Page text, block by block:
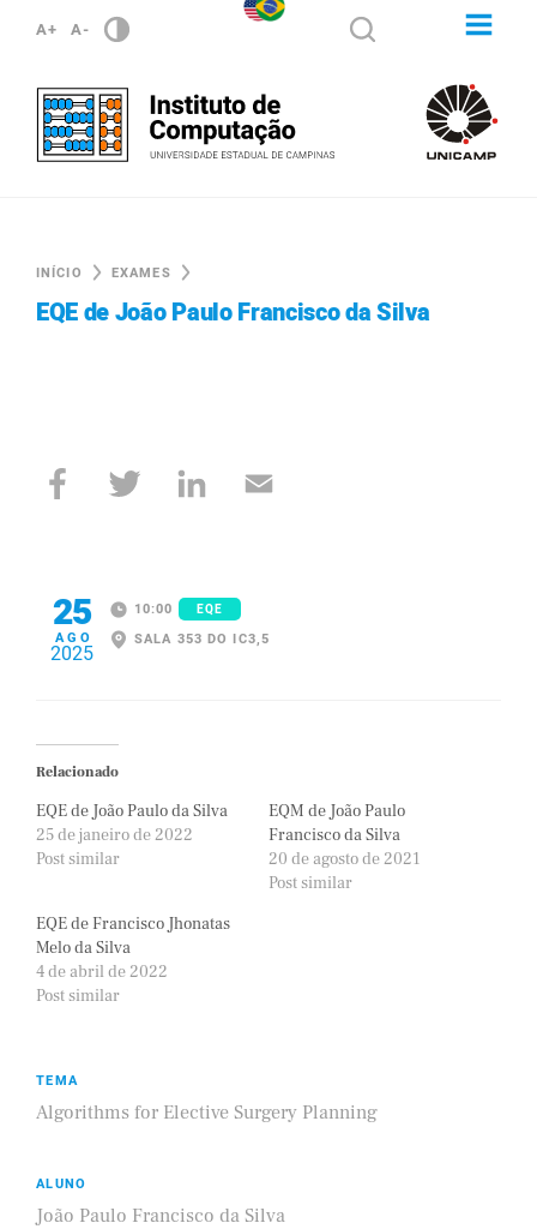
A+ A-
INÍCIO EXAMES
EQE de João Paulo Francisco da Silva
25
AGO
2025
10:00 EQE
SALA 353 DO IC3,5
Relacionado
EQE de João Paulo da Silva
25 de janeiro de 2022
Post similar
EQM de João Paulo
Francisco da Silva
20 de agosto de 2021
Post similar
EQE de Francisco Jhonatas
Melo da Silva
4 de abril de 2022
Post similar
TEMA
Algorithms for Elective Surgery Planning
ALUNO
João Paulo Francisco da Silva